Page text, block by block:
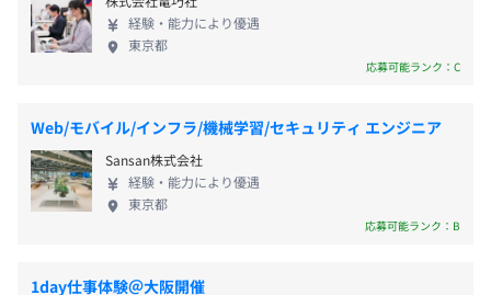
ティ）17名、データ分析／データ基盤構築運用11名※兼
務あり
平均2名から5名、最大20名で開発を行っております。
1プロジェクトの単位期間は、約3ヶ月です。
び新規事業に関わるすべてのシステムを自社開発し
ています。多数の新規事業立ち上げ経験を活かしなが
ら、密なコミュニケーションを通じて付加価値の高
構築や運用だけでなく、社員ひとりひとりがDX人材
として積極的に多くの業務課題解決に寄与していま
す。 ②データサイエンス部門 レイスグループで展開
している25を超える事業部すべての各システムに蓄
積されている案件情報や人材情報を、統合データ基
ータを基に、業務効率化のためのデータ分析、およ
経験・能力により優遇
東京都
応募可能ランク：C
Web/モバイル/インフラ/機械学習/セキュリティ エンジニア
Sansan株式会社
経験・能力により優遇
東京都
応募可能ランク：B
1day仕事体験＠大阪開催